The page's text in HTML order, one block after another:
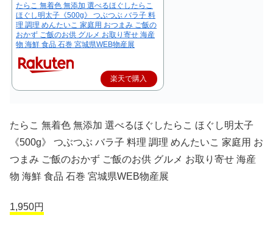
たらこ 無着色 無添加 選べるほぐしたらこ
ほぐし明太子《500g》 つぶつぶ バラ子 料
理 調理 めんたいこ 家庭用 おつまみ ご飯の
おかず ご飯のお供 グルメ お取り寄せ 海産
物 海鮮 食品 石巻 宮城県WEB物産展
楽天で購入
たらこ 無着色 無添加 選べるほぐしたらこ ほぐし明太子
《500g》 つぶつぶ バラ子 料理 調理 めんたいこ 家庭用 お
つまみ ご飯のおかず ご飯のお供 グルメ お取り寄せ 海産
物 海鮮 食品 石巻 宮城県WEB物産展
1,950円